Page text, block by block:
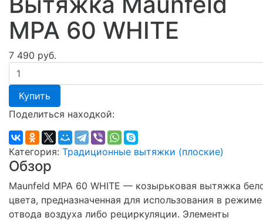
MPA 60 WHITE
7 490 руб.
Купить
Поделиться находкой:
Категория: Традиционные вытяжки (плоские)
Обзор
Maunfeld MPA 60 WHITE — козырьковая вытяжка
цвета, предназначенная для использования в режиме
отвода воздуха либо рециркуляции. Элементы